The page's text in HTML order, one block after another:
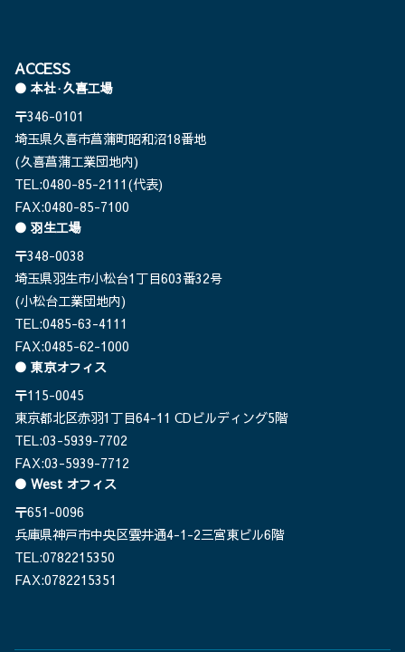
ACCESS
本社·久喜工場
〒346-0101
埼玉県久喜市菖蒲町昭和沼18番地
(久喜菖蒲工業団地内)
TEL:0480-85-2111(代表)
FAX:0480-85-7100
羽生工場
〒348-0038
埼玉県羽生市小松台1丁目603番32号
(小松台工業団地内)
TEL:0485-63-4111
FAX:0485-62-1000
東京オフィス
〒115-0045
東京都北区赤羽1丁目64-11 CDビルディング5階
TEL:03-5939-7702
FAX:03-5939-7712
West オフィス
〒651-0096
兵庫県神戸市中央区雲井通4-1-2三宮東ビル6階
TEL:0782215350
FAX:0782215351